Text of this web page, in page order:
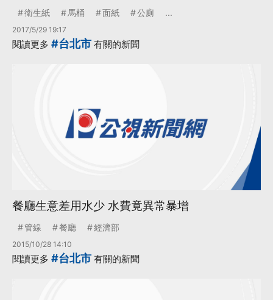
衛生紙 馬桶 面紙 公廁 ...
2017/5/29 19:17
閱讀更多 #台北市 有關的新聞
餐廳生意差用水少 水費竟異常暴增
管線 餐廳 經濟部
2015/10/28 14:10
閱讀更多 #台北市 有關的新聞